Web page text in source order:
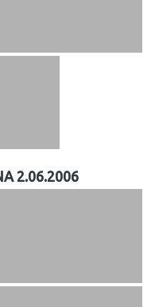
2.06.2006